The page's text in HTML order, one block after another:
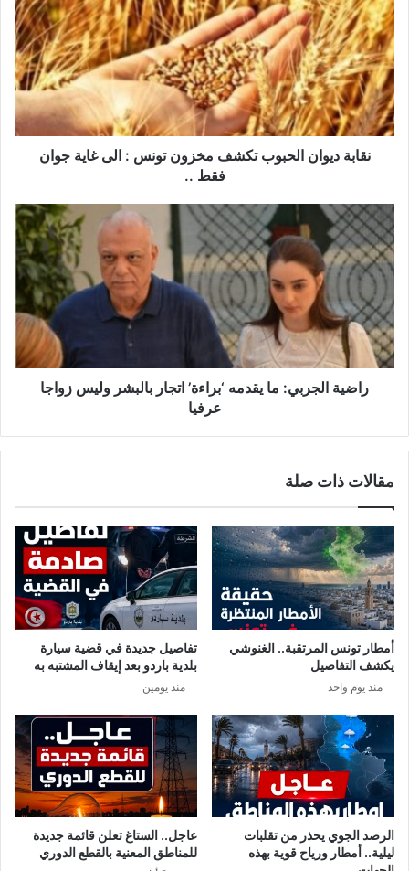
الحبوب
تكشف
مخزون
تونس
:
الى
غاية
جواننقابة ديوان الحبوب تكشف مخزون تونس : الى غاية جوان
فقط ..
راضية
الجربي:
ما
يقدمه
اتجار
بالبشر
وليس
زواجا
راضية الجربي: ما يقدمه ‘براءة’ اتجار بالبشر وليس زواجا
عرفيا‎‎
مقالات ذات صلة
أمطار تونس المرتقبة.. الغنوشي
يكشف التفاصيل
منذ يوم واحد
تفاصيل جديدة في قضية سيارة
بلدية باردو بعد إيقاف المشتبه به
منذ يومين
الرصد الجوي يحذر من تقلبات
ليلية.. أمطار ورياح قوية بهذه
عاجل.. الستاغ تعلن قائمة جديدة
للمناطق المعنية بالقطع الدوري